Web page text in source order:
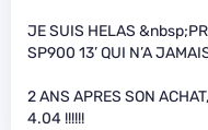
JE SUIS HELAS
SP900 13’ QUI N’A
2 ANS APRES SON
4.04 !!!!!!